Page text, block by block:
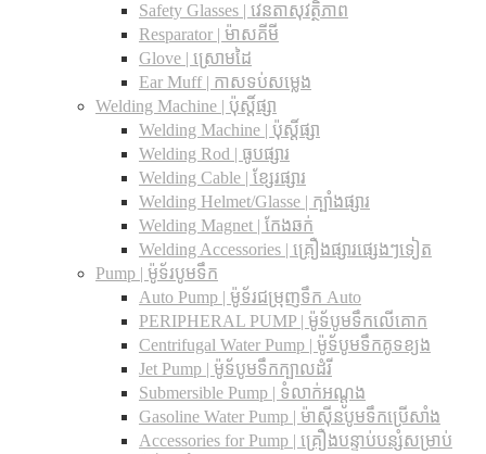
Safety Glasses | វេនតាសុវត្ថិភាព
Resparator | ម៉ាសគីមី
Glove | ស្រោមដៃ
Ear Muff | កាសទប់សម្លេង
Welding Machine | ប៉ុស្តិ៍ផ្សា
Welding Machine | ប៉ុស្តិ៍ផ្សា
Welding Rod | ធូបផ្សារ
Welding Cable | ខ្សែរផ្សារ
Welding Helmet/Glasse | ក្បាំងផ្សារ
Welding Magnet | កែងឆក់
Welding Accessories | គ្រឿងផ្សារផ្សេងៗទៀត
Pump | ម៉ូទ័របូមទឹក
Auto Pump | ម៉ូទ័រជម្រុញទឹក Auto
PERIPHERAL PUMP | ម៉ូទ័បូមទឹកលើគោក
Centrifugal Water Pump | ម៉ូទ័បូមទឹកគូទខ្យង
Jet Pump | ម៉ូទ័បូមទឹកក្បាលដំរី
Submersible Pump | ទំលាក់អណ្តូង
Gasoline Water Pump | ម៉ាស៊ីនបូមទឹកប្រើសាំង
Accessories for Pump | គ្រឿងបន្ទាប់បន្សំសម្រាប់